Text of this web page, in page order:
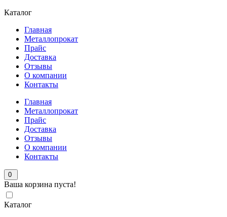
Каталог
Главная
Металлопрокат
Прайс
Доставка
Отзывы
О компании
Контакты
Главная
Металлопрокат
Прайс
Доставка
Отзывы
О компании
Контакты
0
Ваша корзина пуста!
Каталог